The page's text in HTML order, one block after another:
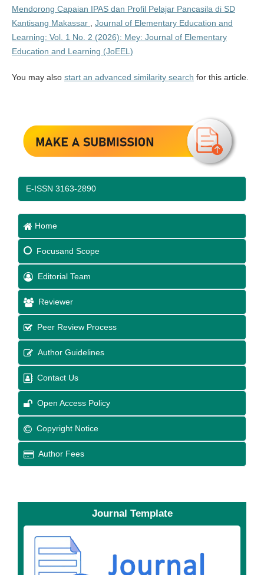
Mendorong Capaian IPAS dan Profil Pelajar Pancasila di SD
Kantisang Makassar
Journal of Elementary Education and
Learning: Vol. 1 No. 2 (2026): Mey: Journal of Elementary
Education and Learning (JoEEL)
You may also start an advanced similarity search for this article.
E-ISSN 3163-2890
Home
Focusand Scope
Editorial Team
Reviewer
Peer Review Process
Author Guidelines
Contact Us
Open Access Policy
Copyright Notice
Author Fees
Journal Template